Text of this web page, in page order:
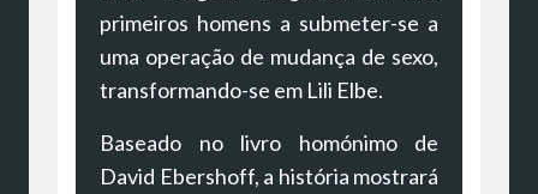
primeiros homens a submeter-se a
uma operação de mudança de sexo,
transformando-se em Lili Elbe.
Baseado no livro homónimo de
David Ebershoff, a história mostrará